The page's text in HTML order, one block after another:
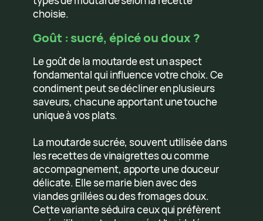
choisie.
Goût : sucré, épicé ou doux ?
Le goût de la moutarde est un aspect
fondamental qui influence votre choix. Ce
condiment peut se décliner en plusieurs
saveurs, chacune apportant une touche
unique à vos plats.
La moutarde sucrée, souvent utilisée dans
les recettes de vinaigrettes ou comme
accompagnement, apporte une douceur
délicate. Elle se marie bien avec des
viandes grillées ou des fromages doux.
Cette variante séduira ceux qui préfèrent